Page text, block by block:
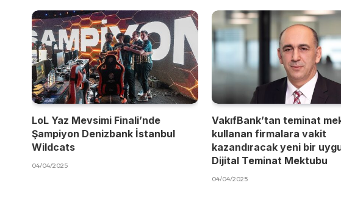
LoL Yaz Mevsimi Finali’nde
Şampiyon Denizbank İstanbul
Wildcats
04/04/2025
VakıfBank’tan teminat
kullanan firmalara vakit
kazandıracak yeni bir
Dijital Teminat Mektubu
04/04/2025